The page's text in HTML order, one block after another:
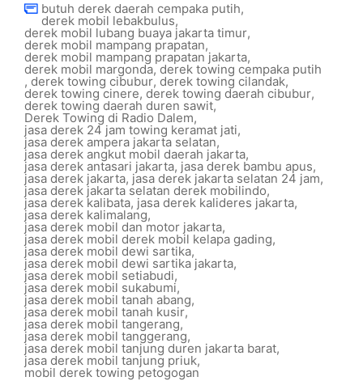
butuh derek daerah cempaka putih,
derek mobil lebakbulus,
derek mobil lubang buaya jakarta timur,
derek mobil mampang prapatan,
derek mobil mampang prapatan jakarta,
derek mobil margonda,derek towing cempaka putih
, derek towing cibubur, derek towing cilandak,
derek towing cinere, derek towing daerah cibubur,
derek towing daerah duren sawit,
Derek Towing di Radio Dalem,
jasa derek 24 jam towing keramat jati,
jasa derek ampera jakarta selatan,
jasa derek angkut mobil daerah jakarta,
jasa derek antasari jakarta, jasa derek bambu apus,
jasa derek jakarta, jasa derek jakarta selatan 24 jam,
jasa derek jakarta selatan derek mobilindo,
jasa derek kalibata, jasa derek kalideres jakarta,
jasa derek kalimalang,
jasa derek mobil dan motor jakarta,
jasa derek mobil derek mobil kelapa gading,
jasa derek mobil dewi sartika,
jasa derek mobil dewi sartika jakarta,
jasa derek mobil setiabudi,
jasa derek mobil sukabumi,
jasa derek mobil tanah abang,
jasa derek mobil tanah kusir,
jasa derek mobil tangerang,
jasa derek mobil tanggerang,
jasa derek mobil tanjung duren jakarta barat,
jasa derek mobil tanjung priuk,
mobil derek towing petogogan